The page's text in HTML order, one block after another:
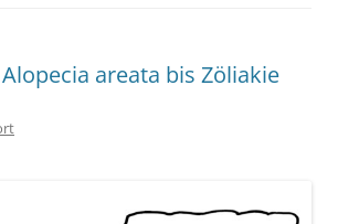
areata bis Zöliakie